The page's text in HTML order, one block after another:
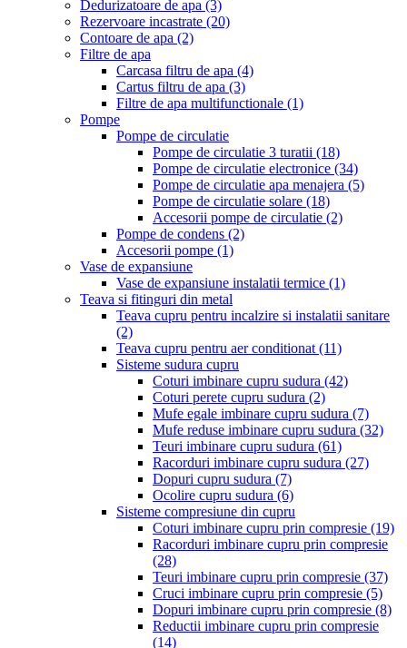
Dedurizatoare de apa (3)
Rezervoare incastrate (20)
Contoare de apa (2)
Filtre de apa
Carcasa filtru de apa (4)
Cartus filtru de apa (3)
Filtre de apa multifunctionale (1)
Pompe
Pompe de circulatie
Pompe de circulatie 3 turatii (18)
Pompe de circulatie electronice (34)
Pompe de circulatie apa menajera (5)
Pompe de circulatie solare (18)
Accesorii pompe de circulatie (2)
Pompe de condens (2)
Accesorii pompe (1)
Vase de expansiune
Vase de expansiune instalatii termice (1)
Teava si fitinguri din metal
Teava cupru pentru incalzire si instalatii sanitare
(2)
Teava cupru pentru aer conditionat (11)
Sisteme sudura cupru
Coturi imbinare cupru sudura (42)
Coturi perete cupru sudura (2)
Mufe egale imbinare cupru sudura (7)
Mufe reduse imbinare cupru sudura (32)
Teuri imbinare cupru sudura (61)
Racorduri imbinare cupru sudura (27)
Dopuri cupru sudura (7)
Ocolire cupru sudura (6)
Sisteme compresiune din cupru
Coturi imbinare cupru prin compresie (19)
Racorduri imbinare cupru prin compresie
(28)
Teuri imbinare cupru prin compresie (37)
Cruci imbinare cupru prin compresie (5)
Dopuri imbinare cupru prin compresie (8)
Reductii imbinare cupru prin compresie
(14)